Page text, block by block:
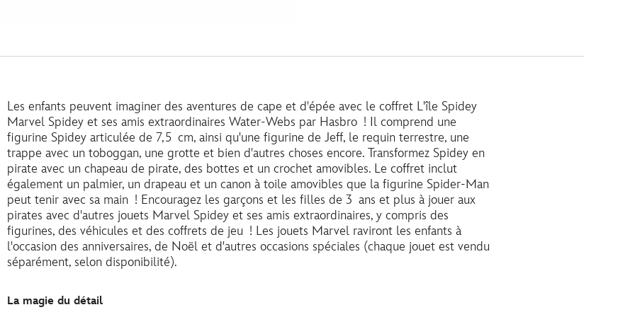
Les enfants peuvent imaginer des aventures de cape et d'épée avec le coffret L'île Spidey
Marvel Spidey et ses amis extraordinaires Water-Webs par Hasbro ! Il comprend une
figurine Spidey articulée de 7,5 cm, ainsi qu'une figurine de Jeff, le requin terrestre, une
trappe avec un toboggan, une grotte et bien d'autres choses encore. Transformez Spidey en
pirate avec un chapeau de pirate, des bottes et un crochet amovibles. Le coffret inclut
également un palmier, un drapeau et un canon à toile amovibles que la figurine Spider-Man
peut tenir avec sa main ! Encouragez les garçons et les filles de 3 ans et plus à jouer aux
pirates avec d'autres jouets Marvel Spidey et ses amis extraordinaires, y compris des
figurines, des véhicules et des coffrets de jeu ! Les jouets Marvel raviront les enfants à
l'occasion des anniversaires, de Noël et d'autres occasions spéciales (chaque jouet est vendu
séparément, selon disponibilité).
La magie du détail